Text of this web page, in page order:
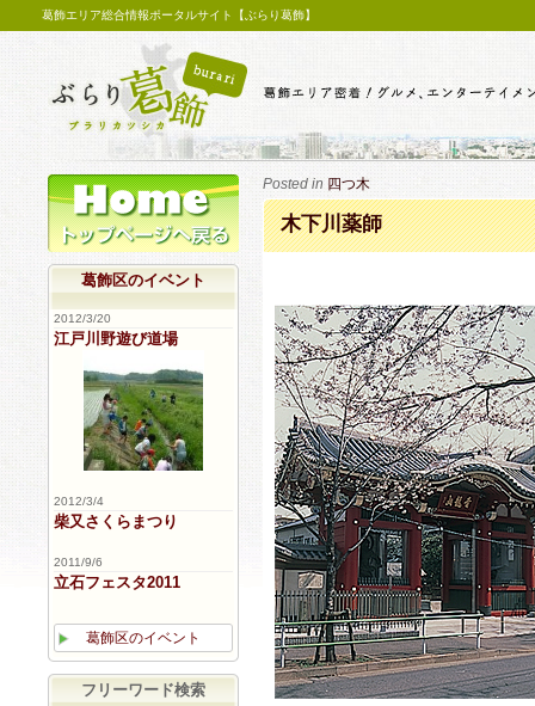
葛飾エリア総合情報ポータルサイト【ぶらり葛飾】
葛飾区のイベント
2012/3/20
江戸川野遊び道場
2012/3/4
柴又さくらまつり
2011/9/6
立石フェスタ2011
葛飾区のイベント
フリーワード検索
Posted in 四つ木
木下川薬師